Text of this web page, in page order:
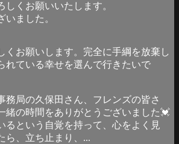
しくお願いいたします。
いました。
くお願いします。完全に手綱を放棄し
れている幸せを選んで行きたいで
務局の久保田さん、フレンズの皆さ
緒の時間をありがとうございました💓
るという自覚を持って、心をよく見
ら、立ち止まり、...